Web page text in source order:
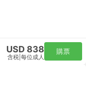
USD 838
含税 每位成人
購票